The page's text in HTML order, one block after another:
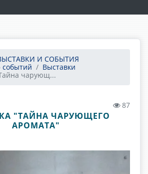
И СОБЫТИЯ
событий
Выставки
чарующ...
87
"ТАЙНА ЧАРУЮЩЕГО
АРОМАТА"